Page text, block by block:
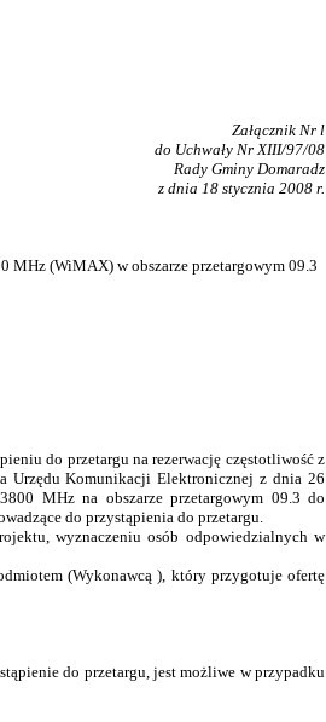
Załącznik Nr l
do Uchwały Nr XIII/97/08
Rady Gminy Domaradz
z dnia 18 stycznia 2008 r.
MHz (WiMAX) w obszarze przetargowym 09.3
do przetargu na rezerwację częstotliwość z
Urzędu Komunikacji Elektronicznej z dnia 26
MHz na obszarze przetargowym 09.3 do
do przystąpienia do przetargu.
wyznaczeniu osób odpowiedzialnych w
(Wykonawcą ), który przygotuje ofertę
do przetargu, jest możliwe w przypadku